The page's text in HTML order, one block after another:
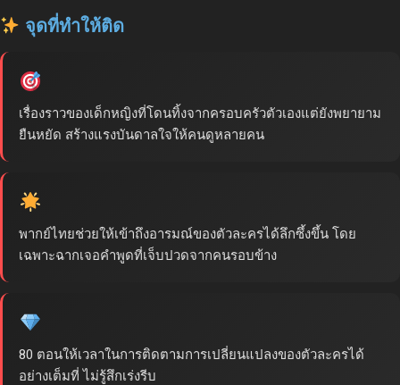
จุดที่ทำให้ติด
เรื่องราวของเด็กหญิงที่โดนทิ้งจากครอบครัวตัวเองแต่ยังพยายาม
ยืนหยัด สร้างแรงบันดาลใจให้คนดูหลายคน
พากย์ไทยช่วยให้เข้าถึงอารมณ์ของตัวละครได้ลึกซึ้งขึ้น โดย
เฉพาะฉากเจอคำพูดที่เจ็บปวดจากคนรอบข้าง
80 ตอนให้เวลาในการติดตามการเปลี่ยนแปลงของตัวละครได้
อย่างเต็มที่ ไม่รู้สึกเร่งรีบ